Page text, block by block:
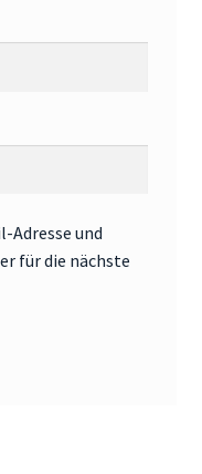
Adresse und
für die nächste